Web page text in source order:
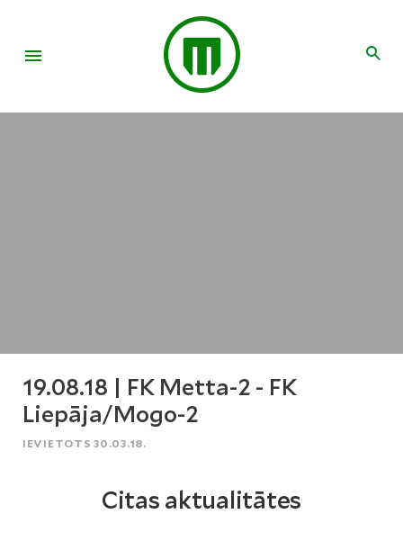
19.08.18 | FK Metta-2 - FK
Liepāja/Mogo-2
IEVIETOTS 30.03.18.
Citas aktualitātes